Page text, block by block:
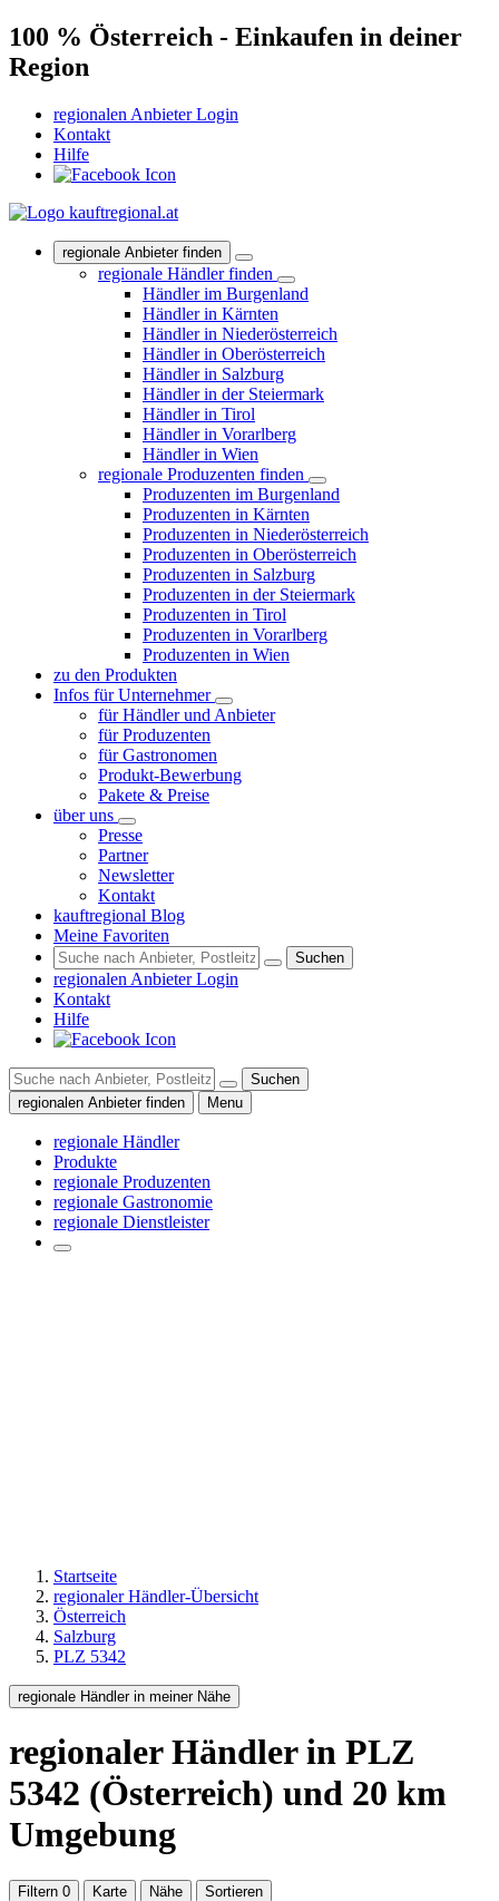
100 % Österreich - Einkaufen in deiner
Region
regionalen Anbieter Login
Kontakt
Hilfe
regionale Anbieter finden
regionale Händler finden
Händler im Burgenland
Händler in Kärnten
Händler in Niederösterreich
Händler in Oberösterreich
Händler in Salzburg
Händler in der Steiermark
Händler in Tirol
Händler in Vorarlberg
Händler in Wien
regionale Produzenten finden
Produzenten im Burgenland
Produzenten in Kärnten
Produzenten in Niederösterreich
Produzenten in Oberösterreich
Produzenten in Salzburg
Produzenten in der Steiermark
Produzenten in Tirol
Produzenten in Vorarlberg
Produzenten in Wien
zu den Produkten
Infos für Unternehmer
für Händler und Anbieter
für Produzenten
für Gastronomen
Produkt-Bewerbung
Pakete & Preise
über uns
Presse
Partner
Newsletter
Kontakt
kauftregional Blog
Meine Favoriten
Suchen
regionalen Anbieter Login
Kontakt
Hilfe
Suchen
regionalen Anbieter finden
Menu
regionale Händler
Produkte
regionale Produzenten
regionale Gastronomie
regionale Dienstleister
Startseite
regionaler Händler-Übersicht
Österreich
Salzburg
PLZ 5342
regionale Händler in meiner Nähe
regionaler Händler in PLZ
5342 (Österreich) und 20 km
Umgebung
Filtern 0 Karte Nähe Sortieren